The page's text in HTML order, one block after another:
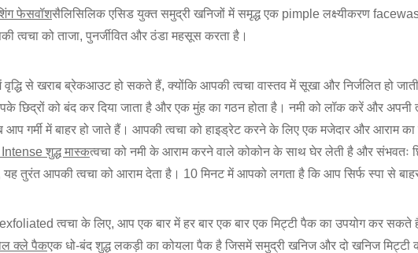
फेसवॉशसैलिसिलिक एसिड युक्त समुद्री खनिजों में समृद्ध एक pimple लक्ष्यीकरण
त्वचा को ताजा, पुनर्जीवित और ठंडा महसूस करता है।
वृद्धि से खराब ब्रेकआउट हो सकते हैं, क्योंकि आपकी त्वचा वास्तव में सूखा और निर्जलित हो
छिद्रों को बंद कर दिया जाता है और एक मुंह का गठन होता है। नमी को लॉक करें और
गर्मी में बाहर हो जाते हैं। आपकी त्वचा को हाइड्रेट करने के लिए एक मजेदार और आराम का
शुद्ध मास्कत्वचा को नमी के आराम करने वाले कोकोन के साथ घेर लेती है और संभवतः
तुरंत आपकी त्वचा को आराम देता है। 10 मिनट में आपको लगता है कि आप सिर्फ स्पा से
त्वचा के लिए, आप एक बार में हर बार एक बार एक मिट्टी पैक का उपयोग कर
क्ले पैकएक धो-बंद शुद्ध लकड़ी का कोयला पैक है जिसमें समुद्री खनिज और दो खनिज मिट्टी